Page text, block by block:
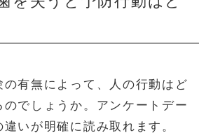
の有無によって、人の行動はど
でしょうか。アンケートデー
いが明確に読み取れます。